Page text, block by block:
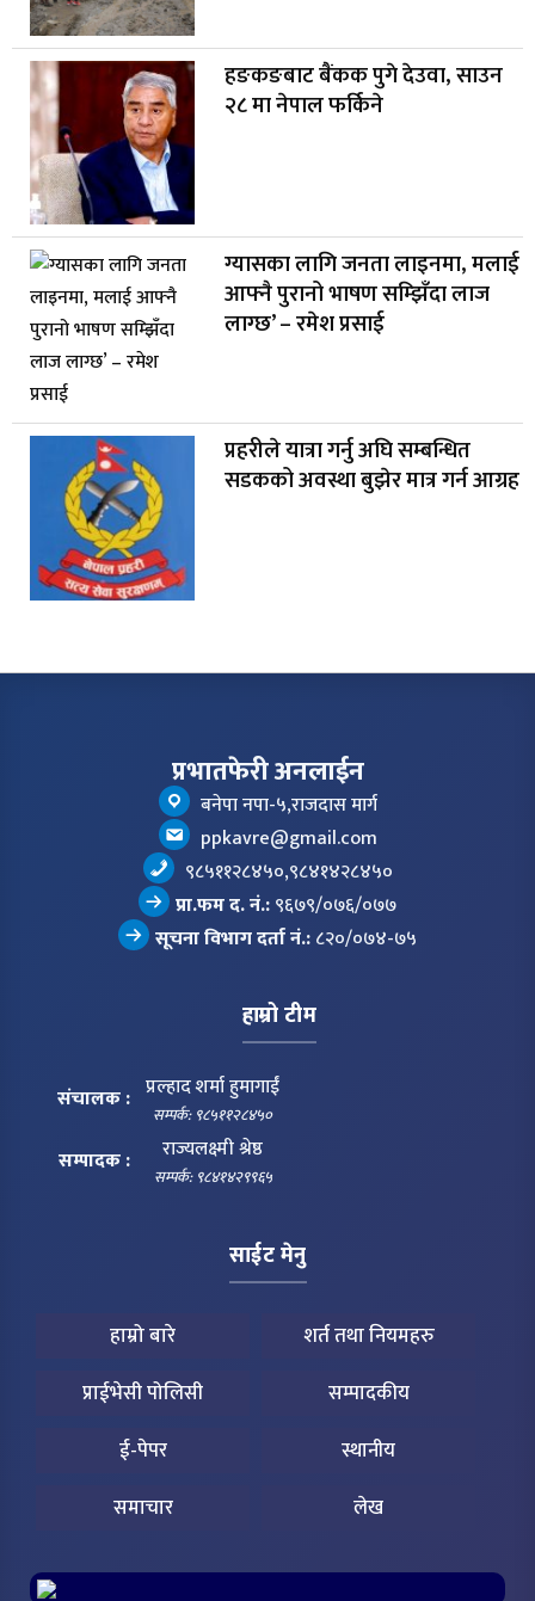
हङकङबाट बैंकक पुगे देउवा, साउन
२८ मा नेपाल फर्किने
ग्यासका लागि जनता लाइनमा, मलाई
आफ्नै पुरानो भाषण सम्झिँदा लाज
लाग्छ’ – रमेश प्रसाई
प्रहरीले यात्रा गर्नु अघि सम्बन्धित
सडकको अवस्था बुझेर मात्र गर्न आग्रह
प्रभातफेरी अनलाईन
बनेपा नपा-५,राजदास मार्ग
ppkavre@gmail.com
९८५११२८४५०,९८४१४२८४५०
प्रा.फम द. नं.:९६७९/०७६/०७७
सूचना विभाग दर्ता नं.:८२०/०७४-७५
हाम्रो टीम
संचालक : प्रल्हाद शर्मा हुमागाईं
सम्पर्क: ९८५११२८४५०
सम्पादक : राज्यलक्ष्मी श्रेष्ठ
सम्पर्क: ९८४१४२९९६५
साईट मेनु
हाम्रो बारे
शर्त तथा नियमहरु
प्राईभेसी पोलिसी
सम्पादकीय
ई-पेपर
स्थानीय
समाचार
लेख